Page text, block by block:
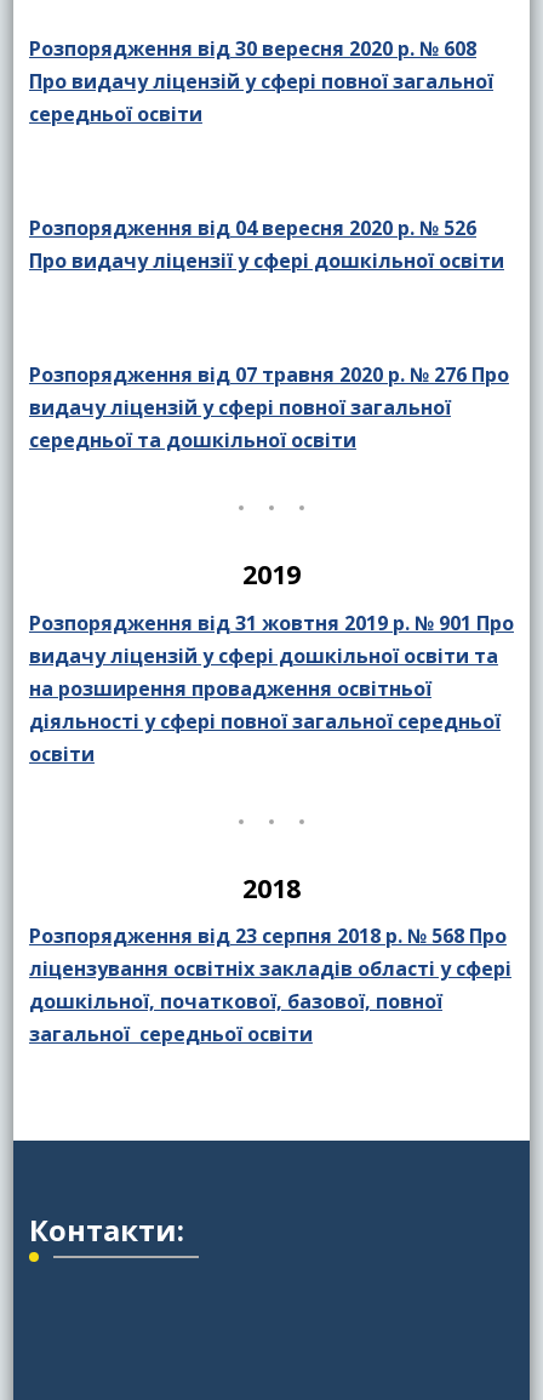
Розпорядження від 30 вересня 2020 р. № 608
Про видачу ліцензій у сфері повної загальної
середньої освіти
Розпорядження від 04 вересня 2020 р. № 526
Про видачу ліцензії у сфері дошкільної освіти
Розпорядження від 07 травня 2020 р. № 276 Про
видачу ліцензій у сфері повної загальної
середньої та дошкільної освіти
2019
Розпорядження від 31 жовтня 2019 р. № 901 Про
видачу ліцензій у сфері дошкільної освіти та
на розширення провадження освітньої
діяльності у сфері повної загальної середньої
освіти
2018
Розпорядження від 23 серпня 2018 р. № 568 Про
ліцензування освітніх закладів області у сфері
дошкільної, початкової, базової, повної
загальної середньої освіти
Контакти: